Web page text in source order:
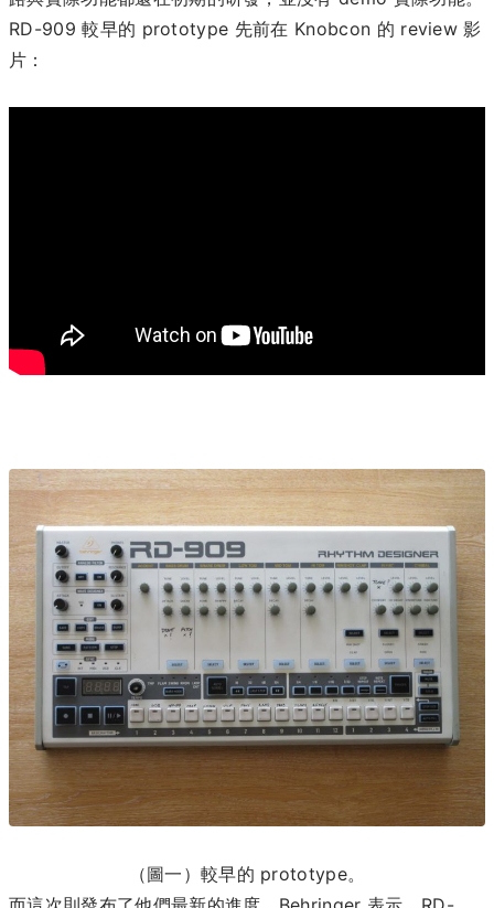
RD-909 較早的 prototype 先前在 Knobcon 的 review 影
片：
（圖一）較早的 prototype。